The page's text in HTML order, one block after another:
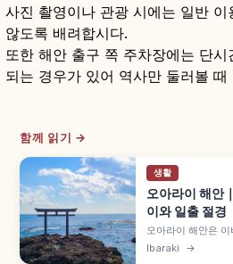
사진 촬영이나 관광 시에는 일반 이
않도록 배려합시다.
또한 해안 출구 쪽 주차장에는 단
되는 경우가 있어 역사만 둘러볼
함께 읽기 →
생활
오아라이 해안
이와 일출 절경
오아라이 해안은
양 여행 명소로, 바
Ibaraki →